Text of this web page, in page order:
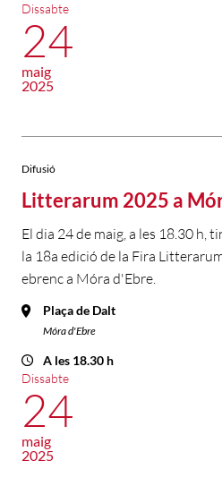
Dissabte
24
maig
2025
Difusió
Litterarum 2025 a
El dia 24 de maig, a les 18.30 h,
la 18a edició de la Fira
ebrenc a Móra d'Ebre.
Plaça de Dalt
Móra d'Ebre
A les 18.30 h
Dissabte
24
maig
2025